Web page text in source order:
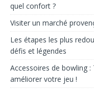
quel confort ?
Visiter un marché
Les étapes les plus
défis et légendes
Accessoires de bowling
améliorer votre jeu !